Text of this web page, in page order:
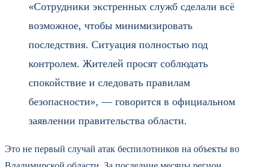
«Сотрудники экстренных служб сделали всё
возможное, чтобы минимизировать
последствия. Ситуация полностью под
контролем. Жителей просят соблюдать
спокойствие и следовать правилам
безопасности», — говорится в официальном
заявлении правительства области.
Это не первый случай атак беспилотников на объекты во